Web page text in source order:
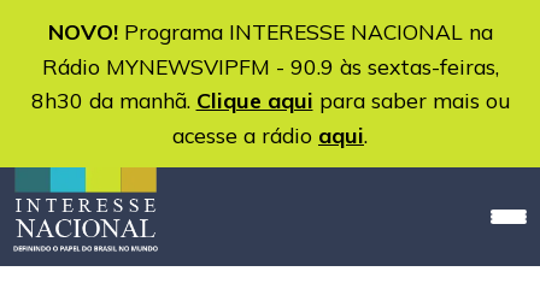
NOVO!Programa INTERESSE NACIONAL na
Rádio MYNEWSVIPFM - 90.9 às sextas-feiras,
8h30 da manhã. Clique aqui para saber mais ou
acesse a rádio aqui.